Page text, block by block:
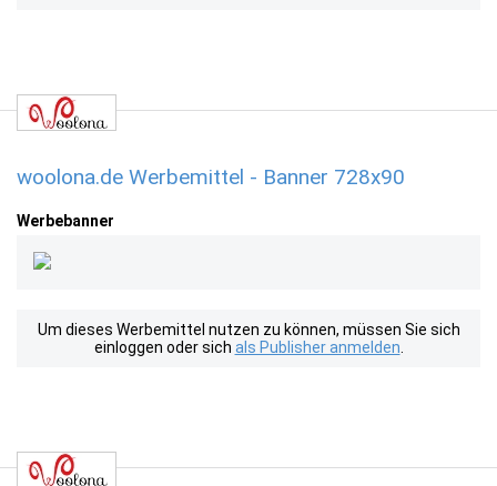
woolona.de Werbemittel - Banner 728x90
Werbebanner
Um dieses Werbemittel nutzen zu können, müssen Sie sich
einloggen oder sich als Publisher anmelden